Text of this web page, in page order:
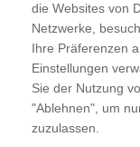
die Websites von
Netzwerke,
Ihre Präferenzen
Einstellungen
Sie der Nutzung
"Ablehnen", um
zuzulassen.